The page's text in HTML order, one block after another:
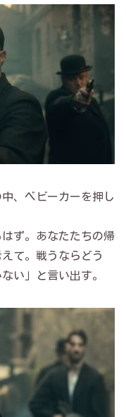
、ベビーカーを押し
ず。あなたたちの帰
て。戦うならどう
い」と言い出す。